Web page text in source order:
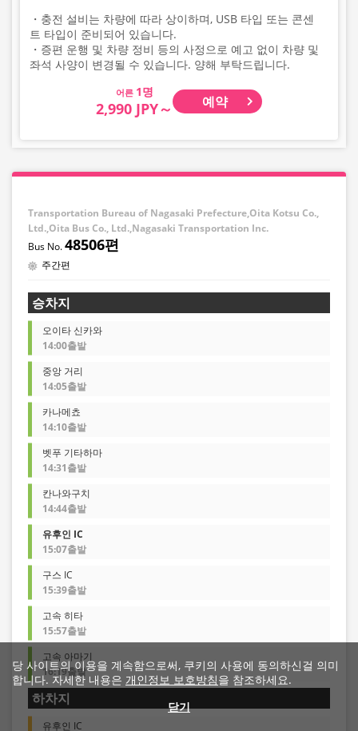
・충전 설비는 차량에 따라 상이하며, USB 타입 또는 콘센
트 타입이 준비되어 있습니다.
・증편 운행 및 차량 정비 등의 사정으로 예고 없이 차량 및
좌석 사양이 변경될 수 있습니다. 양해 부탁드립니다.
어른
2,990 JPY～ 예약
Transportation Bureau of Nagasaki Prefecture,Oita Kotsu Co.,
Ltd.,Oita Bus Co., Ltd.,Nagasaki Transportation Inc.
48506편
주간편
승차지
오이타 신카와
14:00출발
중앙 거리
14:05출발
카나메쵸
14:10출발
벳푸 기타하마
14:31출발
칸나와구치
14:44출발
유후인 IC
15:07출발
구스 IC
15:39출발
고속 히타
15:57출발
고속 아마기
16:19출발
하차지
유후인 IC
당 사이트의 이용을 계속함으로써, 쿠키의 사용에 동의하신걸 의미
합니다. 자세한 내용은 개인정보 보호방침을 참조하세요.
닫기